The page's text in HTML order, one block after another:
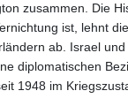
zusammen. Die
ist, lehnt
ab. Israel
diplomatischen
1948 im